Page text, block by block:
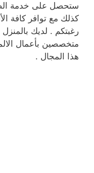
ستحصل على خدمة
كذلك مع توافر كافة
رغبتكم . لديك
متخصصين بأعمال
هذا المجال .